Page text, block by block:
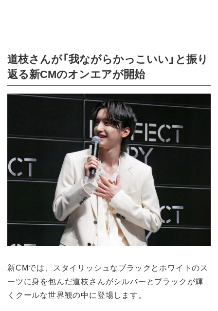
道枝さんが「我ながらかっこいい」と振り
返る新CMのオンエアが開始
新CMでは、スタイリッシュなブラックとホワイトのス
ーツに身を包んだ道枝さんがシルバーとブラックが輝
くクールな世界観の中に登場します。